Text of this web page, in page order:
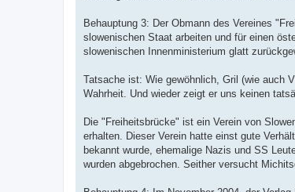
Behauptung 3: Der Obmann des Vereines
slowenischen Staat arbeiten und für einen
slowenischen Innenministerium glatt
Tatsache ist: Wie gewöhnlich, Gril (wie auch
Wahrheit. Und wieder zeigt er uns keinen
Die "Freiheitsbrücke" ist ein Verein von
erhalten. Dieser Verein hatte einst gute
bekannt wurde, ehemalige Nazis und SS
wurden abgebrochen. Seither versucht